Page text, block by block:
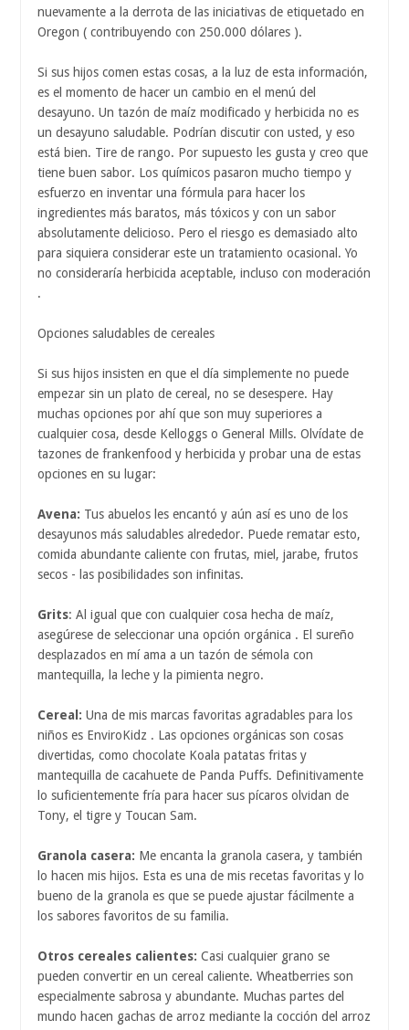
nuevamente a la derrota de las iniciativas de etiquetado en
Oregon ( contribuyendo con 250.000 dólares ).
Si sus hijos comen estas cosas, a la luz de esta información,
es el momento de hacer un cambio en el menú del
desayuno. Un tazón de maíz modificado y herbicida no es
un desayuno saludable. Podrían discutir con usted, y eso
está bien. Tire de rango. Por supuesto les gusta y creo que
tiene buen sabor. Los químicos pasaron mucho tiempo y
esfuerzo en inventar una fórmula para hacer los
ingredientes más baratos, más tóxicos y con un sabor
absolutamente delicioso. Pero el riesgo es demasiado alto
para siquiera considerar este un tratamiento ocasional. Yo
no consideraría herbicida aceptable, incluso con moderación
.
Opciones saludables de cereales
Si sus hijos insisten en que el día simplemente no puede
empezar sin un plato de cereal, no se desespere. Hay
muchas opciones por ahí que son muy superiores a
cualquier cosa, desde Kelloggs o General Mills. Olvídate de
tazones de frankenfood y herbicida y probar una de estas
opciones en su lugar:
Avena: Tus abuelos les encantó y aún así es uno de los
desayunos más saludables alrededor. Puede rematar esto,
comida abundante caliente con frutas, miel, jarabe, frutos
secos - las posibilidades son infinitas.
Grits: Al igual que con cualquier cosa hecha de maíz,
asegúrese de seleccionar una opción orgánica . El sureño
desplazados en mí ama a un tazón de sémola con
mantequilla, la leche y la pimienta negro.
Cereal: Una de mis marcas favoritas agradables para los
niños es EnviroKidz . Las opciones orgánicas son cosas
divertidas, como chocolate Koala patatas fritas y
mantequilla de cacahuete de Panda Puffs. Definitivamente
lo suficientemente fría para hacer sus pícaros olvidan de
Tony, el tigre y Toucan Sam.
Granola casera: Me encanta la granola casera, y también
lo hacen mis hijos. Esta es una de mis recetas favoritas y lo
bueno de la granola es que se puede ajustar fácilmente a
los sabores favoritos de su familia.
Otros cereales calientes: Casi cualquier grano se
pueden convertir en un cereal caliente. Wheatberries son
especialmente sabrosa y abundante. Muchas partes del
mundo hacen gachas de arroz mediante la cocción del arroz